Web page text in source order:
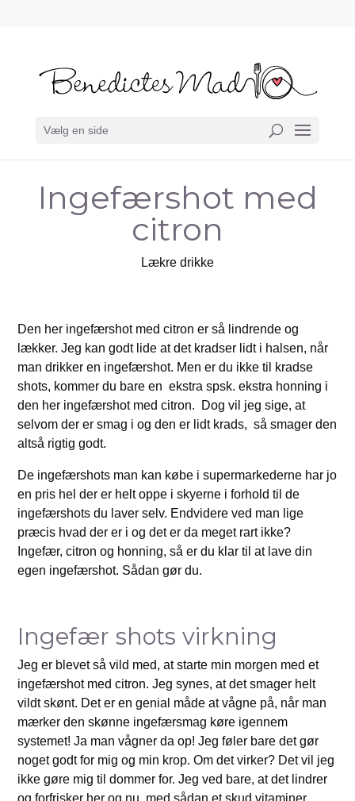
Vælg en side
Ingefærshot med
citron
Lækre drikke
Den her ingefærshot med citron er så lindrende og
lækker. Jeg kan godt lide at det kradser lidt i halsen, når
man drikker en ingefærshot. Men er du ikke til kradse
shots, kommer du bare en ekstra spsk. ekstra honning i
den her ingefærshot med citron. Dog vil jeg sige, at
selvom der er smag i og den er lidt krads, så smager den
altså rigtig godt.
De ingefærshots man kan købe i supermarkederne har jo
en pris hel der er helt oppe i skyerne i forhold til de
ingefærshots du laver selv. Endvidere ved man lige
præcis hvad der er i og det er da meget rart ikke?
Ingefær, citron og honning, så er du klar til at lave din
egen ingefærshot. Sådan gør du.
Ingefær shots virkning
Jeg er blevet så vild med, at starte min morgen med et
ingefærshot med citron. Jeg synes, at det smager helt
vildt skønt. Det er en genial måde at vågne på, når man
mærker den skønne ingefærsmag køre igennem
systemet! Ja man vågner da op! Jeg føler bare det gør
noget godt for mig og min krop. Om det virker? Det vil jeg
ikke gøre mig til dommer for. Jeg ved bare, at det lindrer
og forfrisker her og nu, med sådan et skud vitaminer.